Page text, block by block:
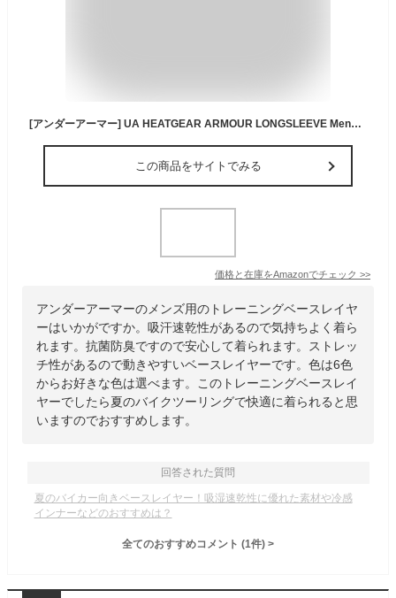
[アンダーアーマー] UA HEATGEAR ARMOUR LONGSLEEVE Mens メンズ 001 日本 LG (日本サイズL相当)
この商品をサイトでみる
価格と在庫をAmazonでチェック >>
アンダーアーマーのメンズ用のトレーニングベースレイヤ
ーはいかがですか。吸汗速乾性があるので気持ちよく着ら
れます。抗菌防臭ですので安心して着られます。ストレッ
チ性があるので動きやすいベースレイヤーです。色は6色
からお好きな色は選べます。このトレーニングベースレイ
ヤーでしたら夏のバイクツーリングで快適に着られると思
いますのでおすすめします。
回答された質問
夏のバイカー向きベースレイヤー！吸湿速乾性に優れた素材や冷感
インナーなどのおすすめは？
全てのおすすめコメント (1件) >